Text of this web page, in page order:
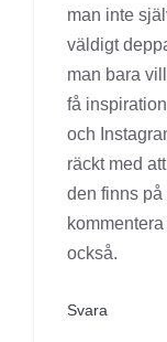
man inte
väldigt
man bara
få
och
räckt med
den finns
också.
Svara